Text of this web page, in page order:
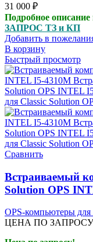
31 000 ₽
Подробное описание
ЗАПРОС ТЗ и КП
Добавить в
В корзину
Быстрый просмотр
Сравнить
Встраиваемый
Solution OPS
OPS-компьютеры для
ЦЕНА ПО ЗАПРОСУ